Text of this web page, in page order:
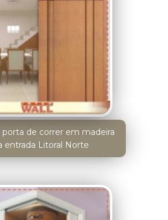
de correr em madeira
entrada Litoral Norte